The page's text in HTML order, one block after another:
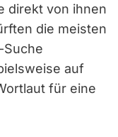
direkt von ihnen
die meisten
Suche
auf
für eine